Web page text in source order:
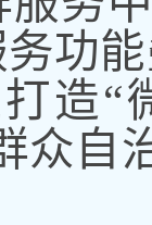
功
造“
众自